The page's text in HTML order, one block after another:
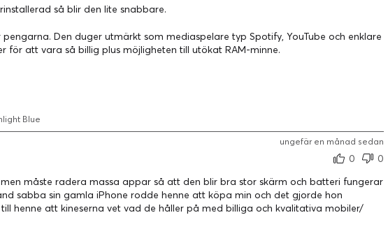
så blir den lite snabbare.
Den duger utmärkt som mediaspelare typ Spotify, YouTube och enklare
för att vara så billig plus möjligheten till utökat RAM-minne.
Blue
ungefär en månad sedan
0
0
måste radera massa appar så att den blir bra stor skärm och batteri fungerar
sabba sin gamla iPhone rodde henne att köpa min och det gjorde hon
henne att kineserna vet vad de håller på med billiga och kvalitativa mobiler/